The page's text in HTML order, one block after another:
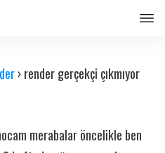
›render gerçekçi çıkmıyor
merabalar öncelikle ben